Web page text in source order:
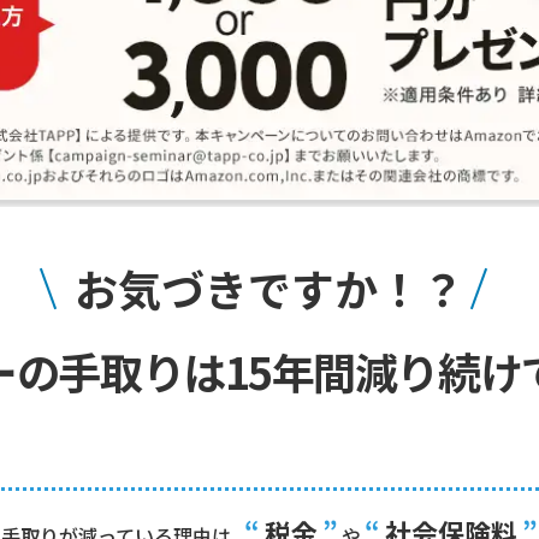
お気づきですか！？
の手取りは15年間減り続け